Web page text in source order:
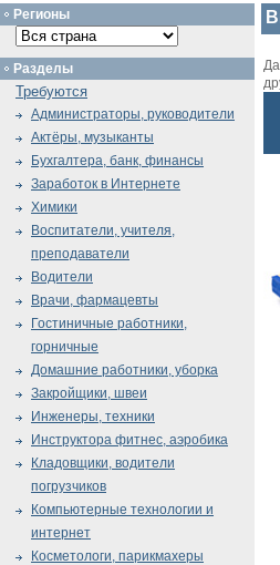
Регионы
Разделы
Требуются
Администраторы, руководители
Актёры, музыканты
Бухгалтера, банк, финансы
Заработок в Интернете
Химики
Воспитатели, учителя,
преподаватели
Водители
Врачи, фармацевты
Гостиничные работники,
горничные
Домашние работники, уборка
Закройщики, швеи
Инженеры, техники
Инструктора фитнес, аэробика
Кладовщики, водители
погрузчиков
Компьютерные технологии и
интернет
Косметологи, парикмахеры